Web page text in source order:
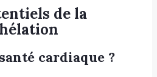
de la
cardiaque ?